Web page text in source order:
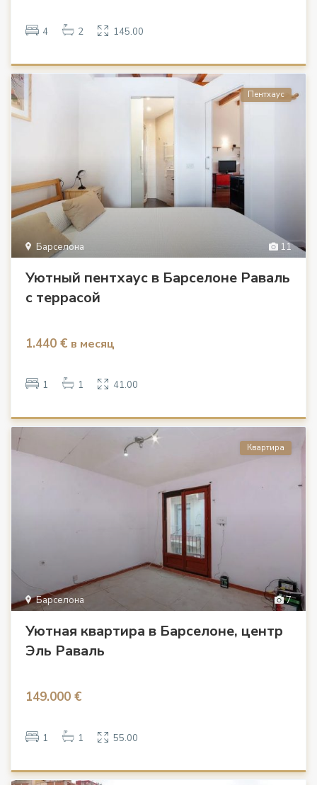
4 2 145.00
11
Барселона
Пентхаус
Уютный пентхаус в Барселоне Раваль
с террасой
1.440 € в месяц
1 1 41.00
7
Барселона
Квартира
Уютная квартира в Барселоне, центр
Эль Раваль
149.000 €
1 1 55.00